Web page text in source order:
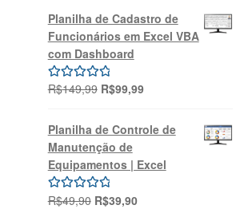
original
era:
R$69,99.
é:
R$39,99.
Planilha de Cadastro de
Funcionários em Excel VBA
com Dashboard
Avaliação
R$149,99 O
original
era:
R$149,99.
R$99,99O
atual
é:
R$99,99.
Planilha de Controle de
Manutenção de
Equipamentos | Excel
Avaliação
R$49,90 O
R$39,90O